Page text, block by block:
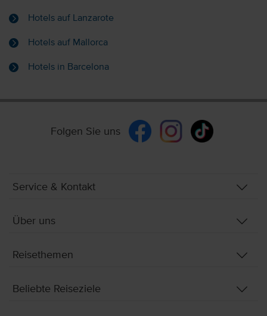
Hotels auf Lanzarote
Hotels auf Mallorca
Hotels in Barcelona
Folgen Sie uns
Service & Kontakt
Über uns
Reisethemen
Beliebte Reiseziele